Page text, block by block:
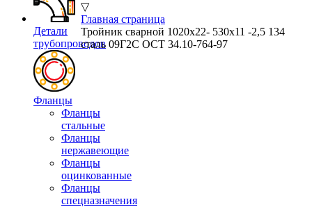
Детали
трубопроводов
Фланцы
Фланцы
стальные
Фланцы
нержавеющие
Фланцы
оцинкованные
Фланцы
спецназначения
▽
Главная страница
Тройник сварной 1020х22- 530х11 -2,5 134
сталь 09Г2С ОСТ 34.10-764-97